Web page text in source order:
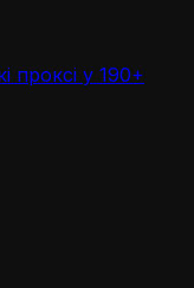
проксі у 190+